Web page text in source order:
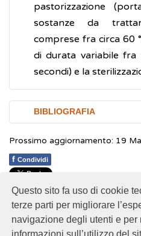
Questo sito fa uso di cookie
terze parti per migliorare
navigazione degli utenti e per
informazioni sull’utilizzo del
pastorizzazione
sostanze da
comprese fra circa 60
di durata variabile
secondi) e la
BIBLIOGRAFIA
Regolamento
Parlamento
sull'igiene dei prodotti
Regolamento
Parlamento Europeo
stabilisce norme
Prossimo aggiornamento: 19
f Condividi
1 1 1 1 1 Rating 1.89 (9